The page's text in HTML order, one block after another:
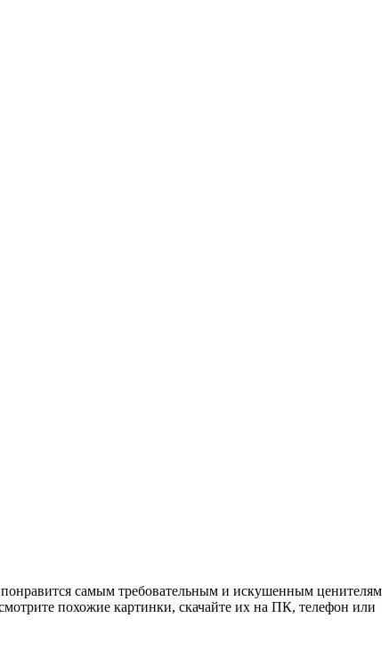
самым требовательным и искушенным ценителям
похожие картинки, скачайте их на ПК, телефон или